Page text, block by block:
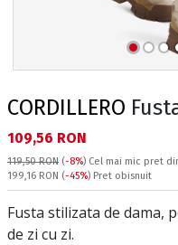
CORDILLERO
Текуща цена:
109,56 RON
119,50 RON (-8%) Cel mai mic pret
Pret obisnuit:
199,16 RON (-45%) Pret obisnuit
Fusta stilizata de dama,
de zi cu zi.